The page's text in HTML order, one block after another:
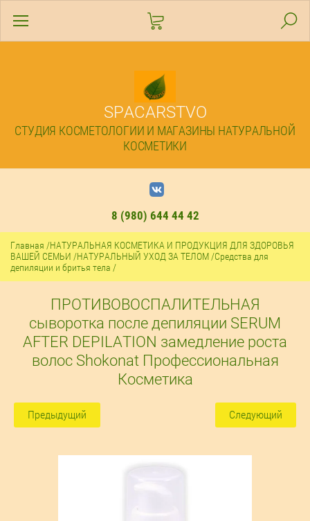
SPACARSTVO
СТУДИЯ КОСМЕТОЛОГИИ И МАГАЗИНЫ НАТУРАЛЬНОЙ
КОСМЕТИКИ
8 (980) 644 44 42
Главная /НАТУРАЛЬНАЯ КОСМЕТИКА И ПРОДУКЦИЯ ДЛЯ ЗДОРОВЬЯ
ВАШЕЙ СЕМЬИ /НАТУРАЛЬНЫЙ УХОД ЗА ТЕЛОМ /Средства для
депиляции и бритья тела /
ПРОТИВОВОСПАЛИТЕЛЬНАЯ
сыворотка после депиляции SERUM
AFTER DEPILATION замедление роста
волос Shokonat Профессиональная
Косметика
Предыдущий Следующий